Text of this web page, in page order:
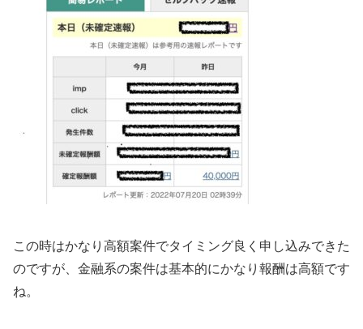
この時はかなり高額案件でタイミング良く申し込みできた
のですが、金融系の案件は基本的にかなり報酬は高額です
ね。